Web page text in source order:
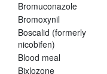
Bromuconazole
Bromoxynil
Boscalid (formerly
nicobifen)
Blood meal
Bixlozone